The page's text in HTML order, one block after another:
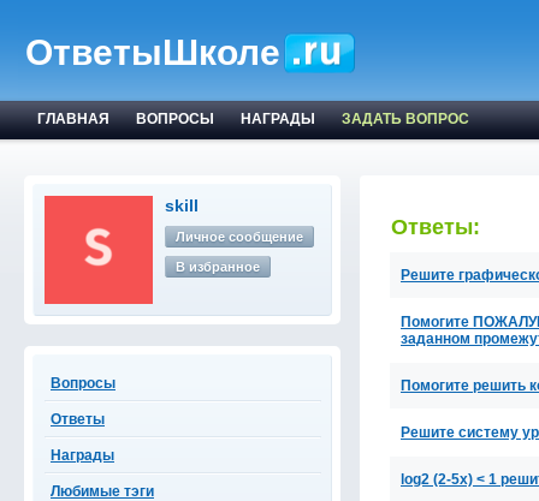
ОтветыШколе
ГЛАВНАЯ ВОПРОСЫ НАГРАДЫ ЗАДАТЬ ВОПРОС
skill
Личное сообщение
В избранное
Вопросы
Ответы
Награды
Любимые тэги
Ответы:
Решите
Помогите
заданном
Помогите решить
Решите систему
log2 (2-5x) < 1